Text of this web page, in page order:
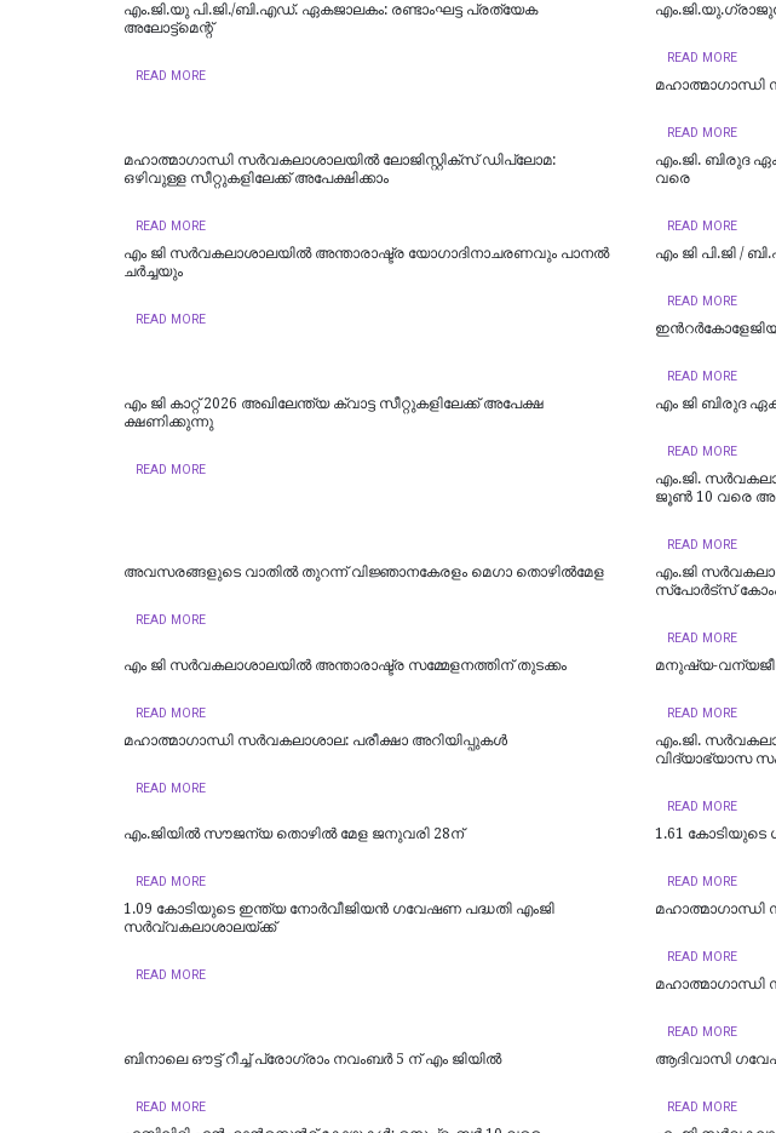
എം.ജി.യു പി.ജി./ബി.എഡ്. ഏകജാലകം: രണ്ടാംഘട്ട പ്രത്യേക
അലോട്ട്മെന്റ്
READ MORE
READ MORE
മഹാത്മാഗാന്ധി
READ MORE
മഹാത്മാഗാന്ധി സര്‍വകലാശാലയില്‍ ലോജിസ്റ്റിക്സ് ഡിപ്ലോമ:
ഒഴിവുള്ള സീറ്റുകളിലേക്ക് അപേക്ഷിക്കാം
READ MORE
എം.ജി. ബിരുദ
വരെ
READ MORE
എം ജി സർവകലാശാലയിൽ അന്താരാഷ്ട്ര യോഗാദിനാചരണവും പാനൽ
ച‍ർച്ചയും
READ MORE
എം ജി പി.ജി /
READ MORE
READ MORE
എം ജി കാറ്റ് 2026 അഖിലേന്ത്യ ക്വാട്ട സീറ്റുകളിലേക്ക് അപേക്ഷ
ക്ഷണിക്കുന്നു
READ MORE
എം ജി ബിരുദ
READ MORE
എം.ജി.
ജൂണ്‍ 10 വരെ
READ MORE
അവസരങ്ങളുടെ വാതില്‍ തുറന്ന് വിജ്ഞാനകേരളം മെഗാ തൊഴില്‍മേള
READ MORE
എം.ജി
സ്‌പോർട്‌സ്
READ MORE
എം ജി സർവകലാശാലയിൽ അന്താരാഷ്ട്ര സമ്മേളനത്തിന് തുടക്കം
READ MORE
മനുഷ്യ-
READ MORE
മഹാത്മാഗാന്ധി സർവകലാശാല: പരീക്ഷാ അറിയിപ്പുകൾ
READ MORE
എം.ജി.
വിദ്യാഭ്യാസ
READ MORE
എം.ജിയില്‍ സൗജന്യ തൊഴില്‍ മേള ജനുവരി 28ന്
READ MORE
1.61
READ MORE
1.09 കോടിയുടെ ഇന്ത്യ നോര്‍വീജിയന്‍ ഗവേഷണ പദ്ധതി എംജി
സര്‍വ്വകലാശാലയ്ക്ക്
READ MORE
മഹാത്മാഗാന്ധി
READ MORE
മഹാത്മാഗാന്ധി
READ MORE
ബിനാലെ ഔട്ട് റീച്ച് പ്രോഗ്രാം നവംബര്‍ 5 ന് എം ജിയില്‍
READ MORE
ആദിവാസി
READ MORE